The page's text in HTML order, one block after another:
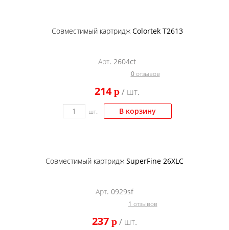
Совместимый картридж Colortek T2613
Арт. 2604ct
0 отзывов
214p/ шт.
шт. В корзину
Совместимый картридж SuperFine 26XLC
Арт. 0929sf
1 отзывов
237 p/ шт.